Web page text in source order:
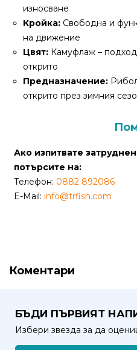
Връщане
и
рекламация
Условия
за
ползване
поверителност
Политика
за
2026
Всички
права
износване
Кройка: Свободна и
на движение
Цвят: Камуфлаж –
открито
Предназначение:
открито през зимния
Ако изпитвате
потърсите на:
Телефон: 0882 892086
E-Mail: info@trfish.com
Коментари
БЪДИ ПЪРВИЯТ
Избери звезда за да